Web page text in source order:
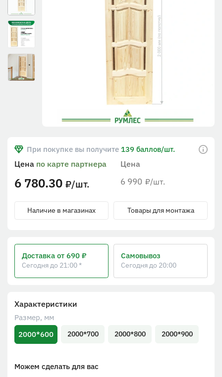
Характеристики
Размер, мм
2000*600
2000*700 2000*800 2000*900
Можем сделать для вас
При покупке вы получите 139 баллов/шт.
Цена
6 990 ₽/шт.
Цена по карте партнера
6 780.30 ₽/шт.
Наличие в магазинах Товары для монтажа
Доставка от 690 ₽
Сегодня до 21:00 *
Самовывоз
Сегодня до 20:00